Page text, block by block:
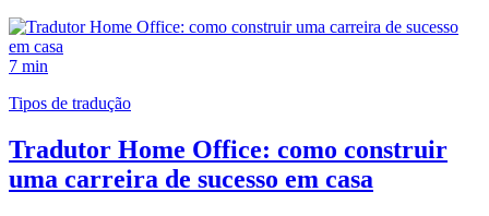
7 min
Tipos de tradução
Tradutor Home Office: como construir
uma carreira de sucesso em casa